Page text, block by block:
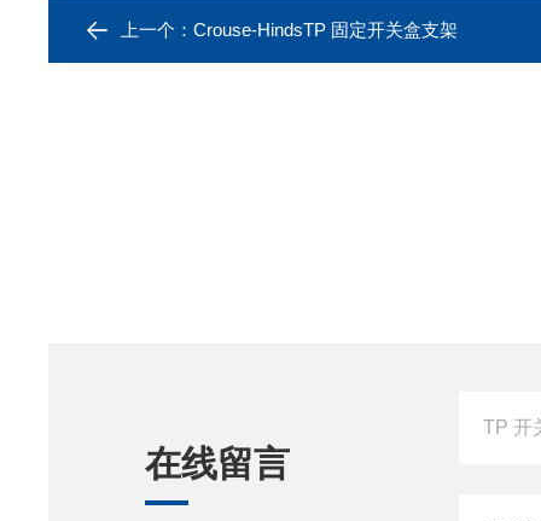
上一个： Crouse-HindsTP 固定开关盒支架
在线留言